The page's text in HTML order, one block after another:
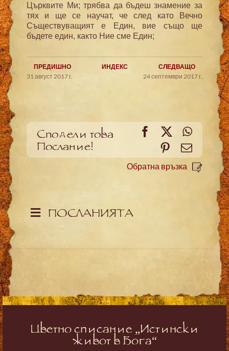
Църквите Ми; трябва да бъдеш знамение за
тях и ще се научат, че след като Вечно
Съществуващият е Един, вие също ще
бъдете един, както Ние сме Един;
ПРЕДИШНО ИНДЕКС
СЛЕДВАЩО
31 август 2017 г.
24 септември 2017 г.
Сподели това
Послание!
Facebook
X
Pinterest
Meйл
Обратна връзка
ПОСЛАНИЯТА
Цветно списание „Истински
живот в Бога“